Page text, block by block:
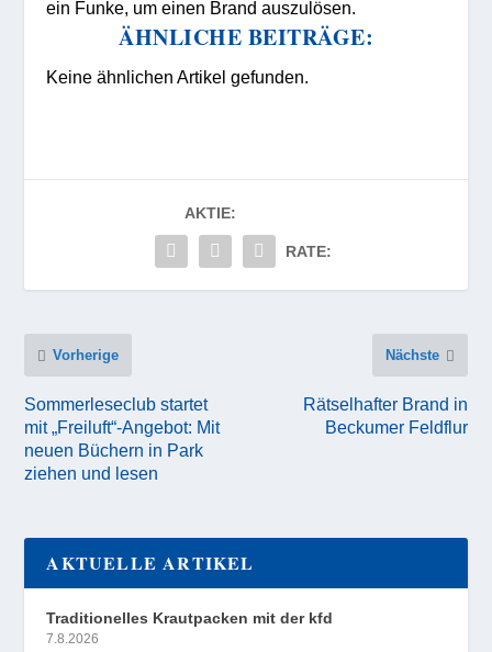
ein Funke, um einen Brand auszulösen.
ÄHNLICHE BEITRÄGE:
Keine ähnlichen Artikel gefunden.
AKTIE:
RATE:
Vorherige
Sommerleseclub startet
mit „Freiluft“-Angebot: Mit
neuen Büchern in Park
ziehen und lesen
Nächste
Rätselhafter Brand in
Beckumer Feldflur
AKTUELLE ARTIKEL
Traditionelles Krautpacken mit der kfd
7.8.2026